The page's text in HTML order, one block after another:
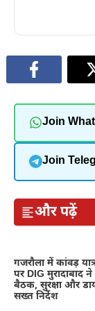
winter
winter
Join
Join
और पढ़ें
गजरौला में कांवड़
पर DIG मुरादाबाद ने
बैठक, सुरक्षा और
सख्त निर्देश